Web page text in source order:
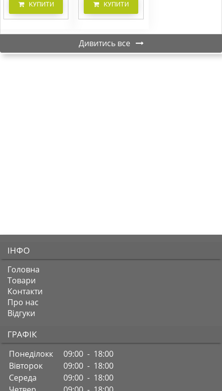
КУПИТИ КУПИТИ
Дивитись все
ІНФО
Головна
Товари
Контакти
Про нас
Відгуки
ГРАФІК
Понеділокк
09:00 - 18:00
Вівторок
09:00 - 18:00
Середа
09:00 - 18:00